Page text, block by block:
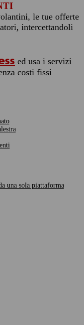
le tue offerte
intercettandoli
ed usa i servizi
costi fissi
una sola piattaforma